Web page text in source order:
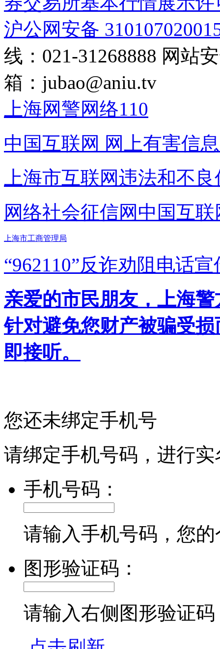
沪公网安备
线：021-31268888 网站
箱： jubao@aniu.tv
上海网警网络110
中国互联网 网上有害信
上海市互联网违法和不
网络社会征信网 中国互
上海市工商管理局
“962110”反诈劝阻电话宣
亲爱的市民朋友，上海
针对避免您财产被骗受
即接听。
您还未绑定手机号
请绑定手机号码，进行
手机号码：
请输入手机号码，您
图形验证码：
请输入右侧图形验证码